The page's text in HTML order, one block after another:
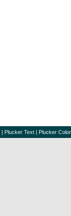
| Plucker Text | Plucker Color